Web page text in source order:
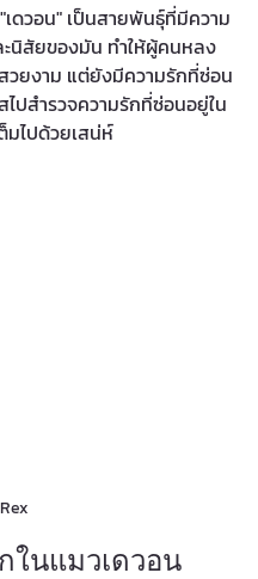
เดวอน" เป็นสายพันธุ์ที่มีความ
ะนิสัยของมัน ทำให้ผู้คนหลง
ยงาม แต่ยังมีความรักที่ซ่อน
ปสำรวจความรักที่ซ่อนอยู่ใน
มไปด้วยเสน่ห์
ในแมวเดวอน